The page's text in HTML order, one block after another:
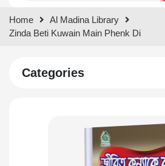
results.
Home
Al Madina Library
Zinda Beti Kuwain Main Phenk Di
Categories